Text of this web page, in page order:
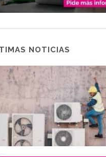
NOTICIAS